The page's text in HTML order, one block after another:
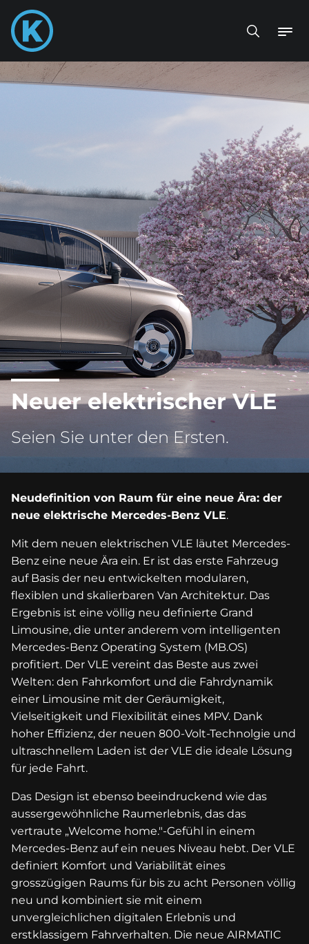
Neuer elektrischer VLE
Seien Sie unter den Ersten.
Neudefinition von Raum für eine neue Ära: der
neue elektrische Mercedes-Benz VLE.
Mit dem neuen elektrischen VLE läutet Mercedes-
Benz eine neue Ära ein. Er ist das erste Fahrzeug
auf Basis der neu entwickelten modularen,
flexiblen und skalierbaren Van Architektur. Das
Ergebnis ist eine völlig neu definierte Grand
Limousine, die unter anderem vom intelligenten
Mercedes-Benz Operating System (MB.OS)
profitiert. Der VLE vereint das Beste aus zwei
Welten: den Fahrkomfort und die Fahrdynamik
einer Limousine mit der Geräumigkeit,
Vielseitigkeit und Flexibilität eines MPV. Dank
hoher Effizienz, der neuen 800‑Volt-Technolgie und
ultraschnellem Laden ist der VLE die ideale Lösung
für jede Fahrt.
Das Design ist ebenso beeindruckend wie das
aussergewöhnliche Raumerlebnis, das das
vertraute „Welcome home."-Gefühl in einem
Mercedes‑Benz auf ein neues Niveau hebt. Der VLE
definiert Komfort und Variabilität eines
grosszügigen Raums für bis zu acht Personen völlig
neu und kombiniert sie mit einem
unvergleichlichen digitalen Erlebnis und
erstklassigem Fahrverhalten. Die neue AIRMATIC